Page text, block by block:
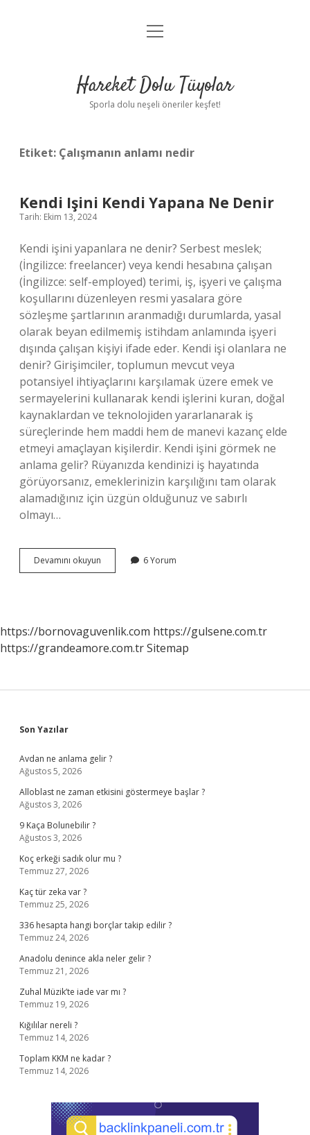
Anasayfa
Yasal Uyarı
menüyü
Hareket Dolu Tüyolar
Sporla dolu neşeli öneriler keşfet!
Etiket: Çalışmanın anlamı nedir
Kendi Işini Kendi Yapana Ne Denir
Tarih: Ekim 13, 2024
Kendi işini yapanlara ne denir? Serbest meslek;
(İngilizce: freelancer) veya kendi hesabına çalışan
(İngilizce: self-employed) terimi, iş, işyeri ve çalışma
koşullarını düzenleyen resmi yasalara göre
sözleşme şartlarının aranmadığı durumlarda, yasal
olarak beyan edilmemiş istihdam anlamında işyeri
dışında çalışan kişiyi ifade eder. Kendi işi olanlara ne
denir? Girişimciler, toplumun mevcut veya
potansiyel ihtiyaçlarını karşılamak üzere emek ve
sermayelerini kullanarak kendi işlerini kuran, doğal
kaynaklardan ve teknolojiden yararlanarak iş
süreçlerinde hem maddi hem de manevi kazanç elde
etmeyi amaçlayan kişilerdir. Kendi işini görmek ne
anlama gelir? Rüyanızda kendinizi iş hayatında
görüyorsanız, emeklerinizin karşılığını tam olarak
alamadığınız için üzgün olduğunuz ve sabırlı
olmayı…
Devamını okuyun
Işini
6 Yorum
https://bornovaguvenlik.com https://gulsene.com.tr
https://grandeamore.com.trSitemap
Sidebar
Son Yazılar
Avdan ne anlama gelir ?
Ağustos 5, 2026
Alloblast ne zaman etkisini göstermeye başlar ?
Ağustos 3, 2026
9 Kaça Bolunebilir ?
Ağustos 3, 2026
Koç erkeği sadık olur mu ?
Temmuz 27, 2026
Kaç tür zeka var ?
Temmuz 25, 2026
336 hesapta hangi borçlar takip edilir ?
Temmuz 24, 2026
Anadolu denince akla neler gelir ?
Temmuz 21, 2026
Zuhal Müzik’te iade var mı ?
Temmuz 19, 2026
Kığılılar nereli ?
Temmuz 14, 2026
Toplam KKM ne kadar ?
Temmuz 14, 2026